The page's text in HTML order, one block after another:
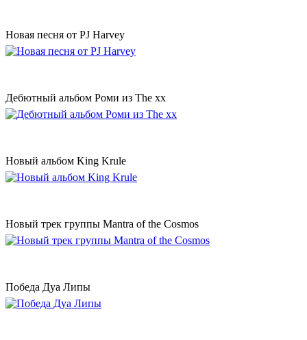
Новая песня от PJ Harvey
Дебютный альбом Роми из The xx
Новый альбом King Krule
Новый трек группы Mantra of the Cosmos
Победа Дуа Липы